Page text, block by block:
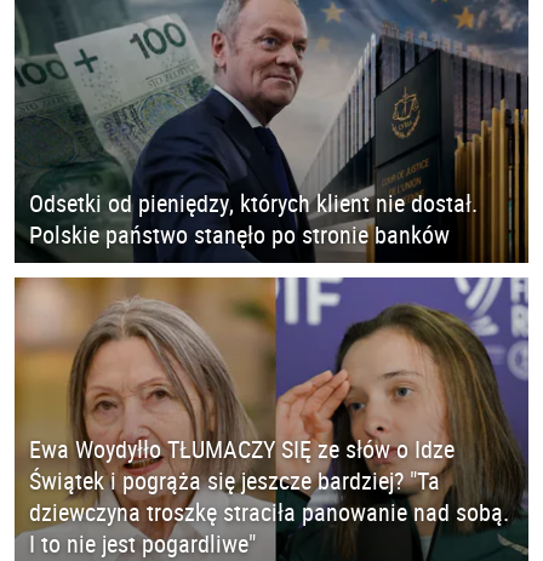
Odsetki od pieniędzy, których klient nie dostał.
Polskie państwo stanęło po stronie banków
Ewa Woydyłło TŁUMACZY SIĘ ze słów o Idze
Świątek i pogrąża się jeszcze bardziej? "Ta
dziewczyna troszkę straciła panowanie nad sobą.
I to nie jest pogardliwe"